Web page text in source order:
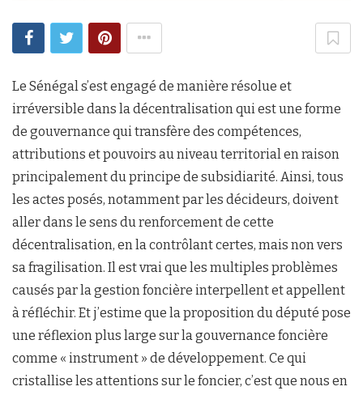
Le Sénégal s’est engagé de manière résolue et
irréversible dans la décentralisation qui est une forme
de gouvernance qui transfère des compétences,
attributions et pouvoirs au niveau territorial en raison
principalement du principe de subsidiarité. Ainsi, tous
les actes posés, notamment par les décideurs, doivent
aller dans le sens du renforcement de cette
décentralisation, en la contrôlant certes, mais non vers
sa fragilisation. Il est vrai que les multiples problèmes
causés par la gestion foncière interpellent et appellent
à réfléchir. Et j’estime que la proposition du député pose
une réflexion plus large sur la gouvernance foncière
comme « instrument » de développement. Ce qui
cristallise les attentions sur le foncier, c’est que nous en